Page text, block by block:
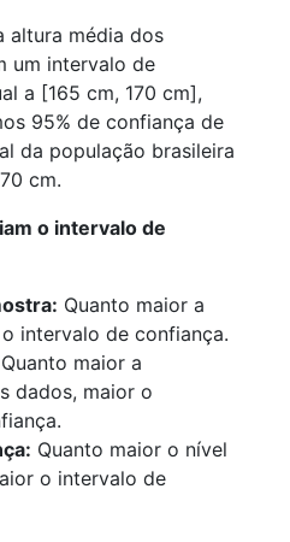
altura média dos
um intervalo de
a [165 cm, 170 cm],
95% de confiança de
da população brasileira
cm.
o intervalo de
Quanto maior a
intervalo de confiança.
Quanto maior a
dados, maior o
Quanto maior o nível
o intervalo de